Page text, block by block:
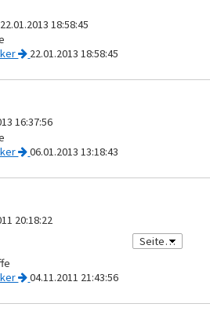
18:58:45
22.01.2013 18:58:45
16:37:56
06.01.2013 13:18:43
20:18:22
04.11.2011 21:43:56